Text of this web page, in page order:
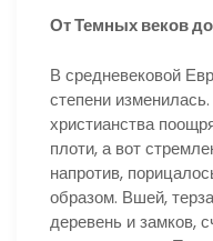
От Темных веков
В средневековой
степени
христианства
плоти, а вот
напротив,
образом. Вшей,
деревень и замков,